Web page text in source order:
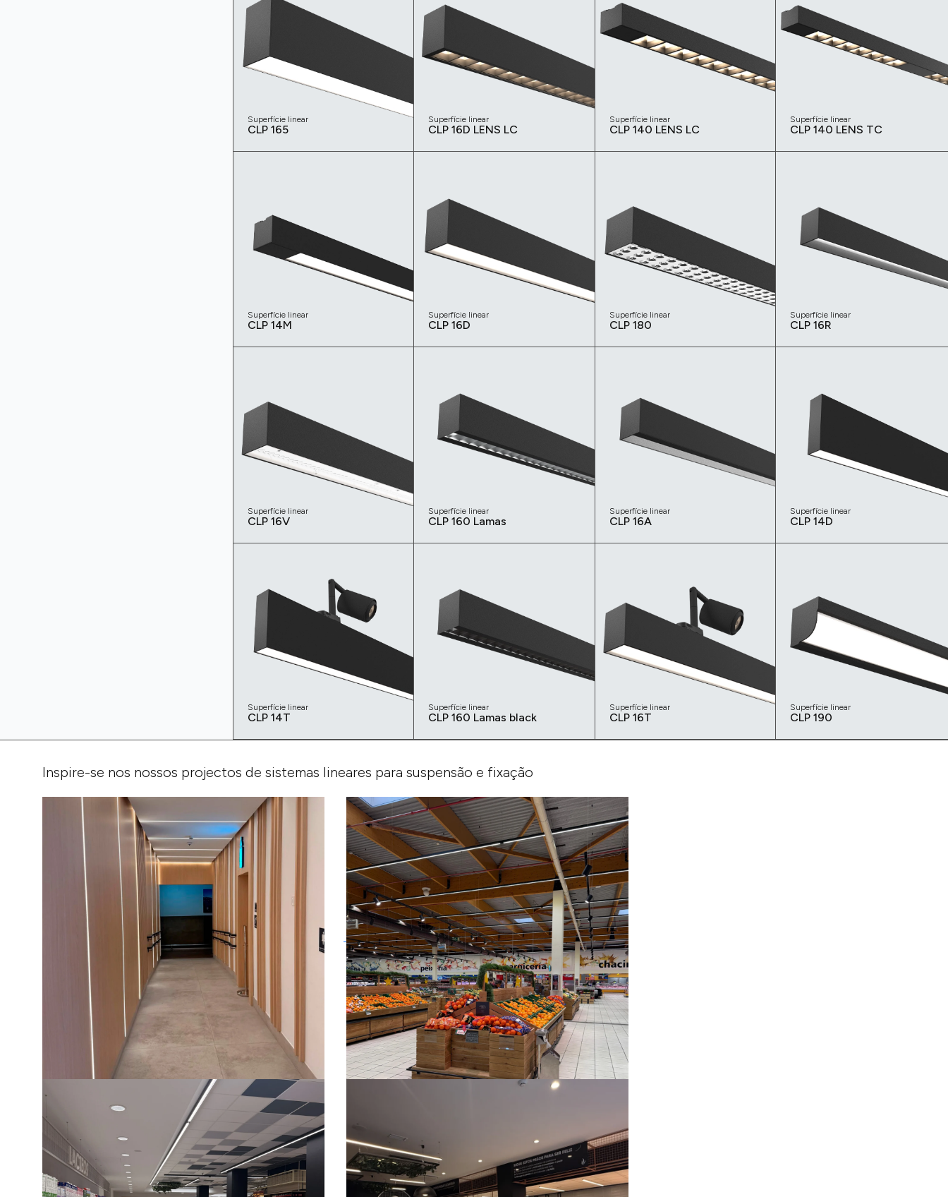
Superfície linear
CLP 165
Superfície linear
CLP 16D LENS LC
Superfície linear
CLP 140 LENS LC
Superfície linear
CLP 140 LENS TC
Superfície linear
CLP 14M
Superfície linear
CLP 16D
Superfície linear
CLP 180
Superfície linear
CLP 16R
Superfície linear
CLP 16V
Superfície linear
CLP 160 Lamas
Superfície linear
CLP 16A
Superfície linear
CLP 14D
Superfície linear
CLP 14T
Superfície linear
CLP 160 Lamas black
Superfície linear
CLP 16T
Superfície linear
CLP 190
Inspire-se nos nossos projectos de sistemas lineares para suspensão e fixação